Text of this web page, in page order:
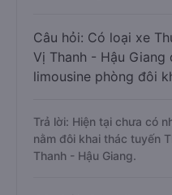
Câu hỏi: Có loại xe
Vị Thanh - Hậu
limousine phòng đôi
Trả lời: Hiện tại chưa có
nằm đôi khai thác tuyến
Thanh - Hậu Giang.